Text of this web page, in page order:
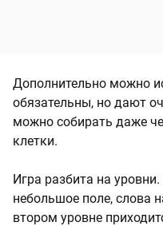
Дополнительно можно
обязательны, но дают
можно собирать даже
клетки.
Игра разбита на
небольшое поле, слова
втором уровне